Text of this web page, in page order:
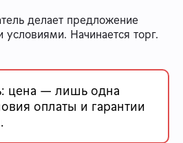
делает предложение
Начинается торг.
цена — лишь одна
оплаты и гарантии